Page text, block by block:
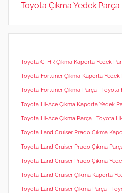
Toyota Çıkma Yedek Parça
Toyota C-HR Çıkma Kaporta Yedek
Toyota Fortuner Çıkma Kaporta Yedek
Toyota Fortuner Çıkma Parça Toyota
Toyota Hi-Ace Çıkma Kaporta Yedek
Toyota Hi-Ace Çıkma Parça Toyota
Toyota Land Cruiser Prado Çıkma
Toyota Land Cruiser Prado Çıkma
Toyota Land Cruiser Prado Çıkma
Toyota Land Cruiser Çıkma Kaporta
Toyota Land Cruiser Çıkma Parça